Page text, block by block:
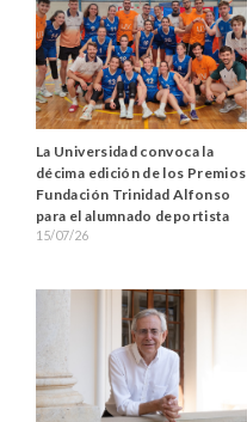
La Universidad convoca la
décima edición de los Premios
Fundación Trinidad Alfonso
para el alumnado deportista
15/07/26